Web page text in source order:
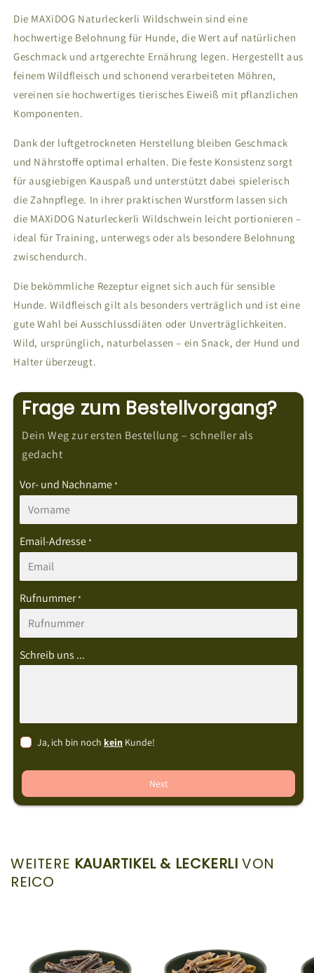
Die MAXiDOG Naturleckerli Wildschwein sind eine
hochwertige Belohnung für Hunde, die Wert auf natürlichen
Geschmack und artgerechte Ernährung legen. Hergestellt aus
feinem Wildfleisch und schonend verarbeiteten Möhren,
vereinen sie hochwertiges tierisches Eiweiß mit pflanzlichen
Komponenten.
Dank der luftgetrockneten Herstellung bleiben Geschmack
und Nährstoffe optimal erhalten. Die feste Konsistenz sorgt
für ausgiebigen Kauspaß und unterstützt dabei spielerisch
die Zahnpflege. In ihrer praktischen Wurstform lassen sich
die MAXiDOG Naturleckerli Wildschwein leicht portionieren –
ideal für Training, unterwegs oder als besondere Belohnung
zwischendurch.
Die bekömmliche Rezeptur eignet sich auch für sensible
Hunde. Wildfleisch gilt als besonders verträglich und ist eine
gute Wahl bei Ausschlussdiäten oder Unverträglichkeiten.
Wild, ursprünglich, naturbelassen – ein Snack, der Hund und
Halter überzeugt.
Frage zum Bestellvorgang?
Dein Weg zur ersten Bestellung – schneller als
gedacht
Vor- und Nachname *
Email-Adresse *
Rufnummer *
Schreib uns ...
Ja, ich bin noch kein Kunde!
Next
WEITERE KAUARTIKEL & LECKERLI VON
REICO